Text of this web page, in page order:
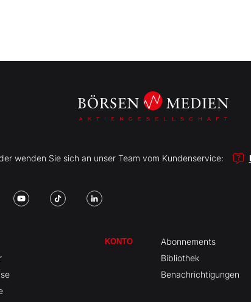
wenden Sie sich an unser Team vom Kundenservice:
KONTO
Abonnements
Bibliothek
Benachrichtigungen